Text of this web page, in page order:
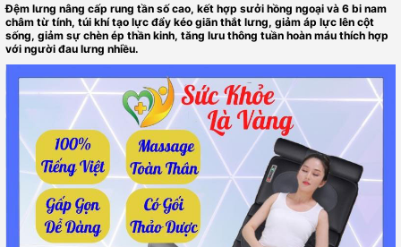
Đệm lưng nâng cấp rung tần số cao, kết hợp sưởi hồng ngoại và 6 bi nam
châm từ tính, túi khí tạo lực đẩy kéo giãn thắt lưng, giảm áp lực lên cột
sống, giảm sự chèn ép thần kinh, tăng lưu thông tuần hoàn máu thích hợp
với người đau lưng nhiều.